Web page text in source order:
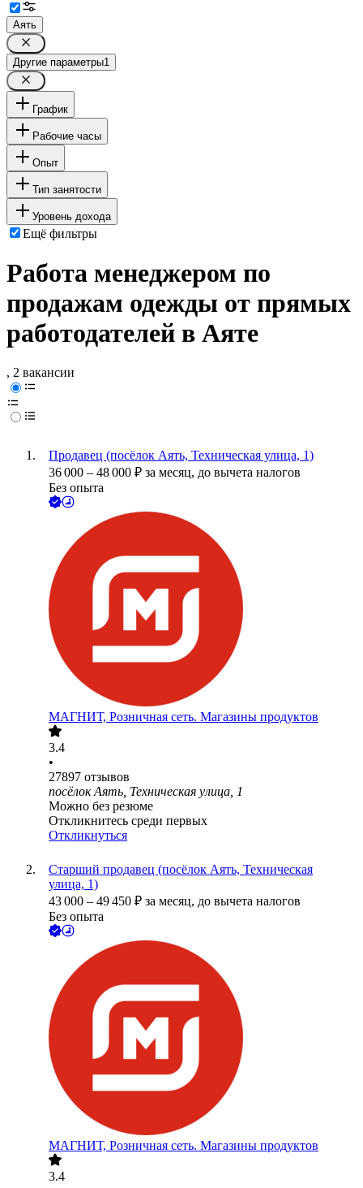
Аять
Другие параметры1
График
Рабочие часы
Опыт
Тип занятости
Уровень дохода
Ещё фильтры
Работа менеджером по
продажам одежды от прямых
работодателей в Аяте
, 2 вакансии
Продавец (посёлок Аять, Техническая улица, 1)
36 000 – 48 000 ₽ за месяц, до вычета налогов
Без опыта
МАГНИТ, Розничная сеть. Магазины продуктов
3.4
•
27897 отзывов
посёлок Аять, Техническая улица, 1
Можно без резюме
Откликнитесь среди первых
Откликнуться
Старший продавец (посёлок Аять, Техническая
улица, 1)
43 000 – 49 450 ₽ за месяц, до вычета налогов
Без опыта
МАГНИТ, Розничная сеть. Магазины продуктов
3.4